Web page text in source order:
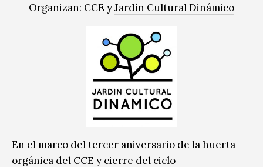
Organizan: CCE yJardín Cultural Dinámico
En el marco del tercer aniversario de la huerta
orgánica del CCE y cierre del ciclo